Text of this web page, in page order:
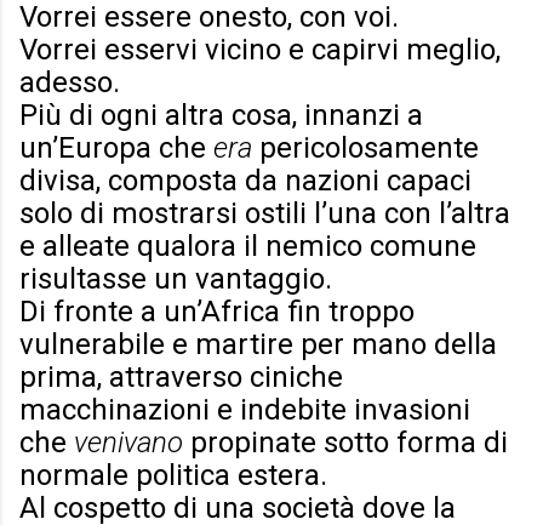
Vorrei essere onesto, con voi.
Vorrei esservi vicino e capirvi meglio,
adesso.
Più di ogni altra cosa, innanzi a
un’Europa che era pericolosamente
divisa, composta da nazioni capaci
solo di mostrarsi ostili l’una con l’altra
e alleate qualora il nemico comune
risultasse un vantaggio.
Di fronte a un’Africa fin troppo
vulnerabile e martire per mano della
prima, attraverso ciniche
macchinazioni e indebite invasioni
che venivano propinate sotto forma di
normale politica estera.
Al cospetto di una società dove la